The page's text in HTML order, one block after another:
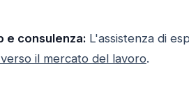
e consulenza:L'assistenza di
il mercato del lavoro.